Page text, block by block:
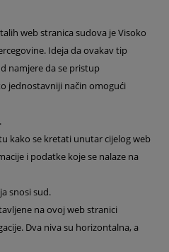
web stranica sudova je Visoko
Ideja da ovakav tip
namjere da se pristup
jednostavniji način omogući
kako se kretati unutar cijelog web
i podatke koje se nalaze na
snosi sud.
na ovoj web stranici
Dva niva su horizontalna, a